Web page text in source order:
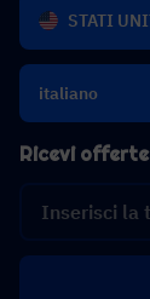
STATI
italiano
Ricevi